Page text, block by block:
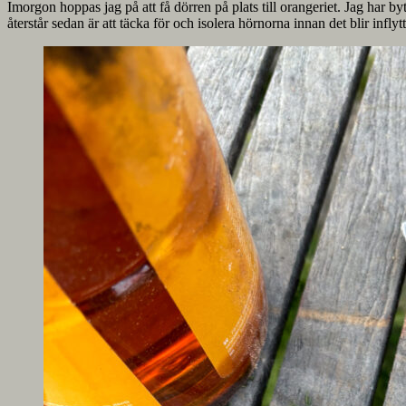
Imorgon hoppas jag på att få dörren på plats till orangeriet. Jag har
återstår sedan är att täcka för och isolera hörnorna innan det blir